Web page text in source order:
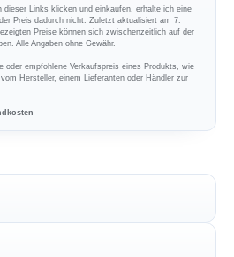
dieser Links klicken und einkaufen, erhalte ich eine
Preis dadurch nicht. Zuletzt aktualisiert am 7.
Preise können sich zwischenzeitlich auf der
Alle Angaben ohne Gewähr.
oder empfohlene Verkaufspreis eines Produkts, wie
Hersteller, einem Lieferanten oder Händler zur